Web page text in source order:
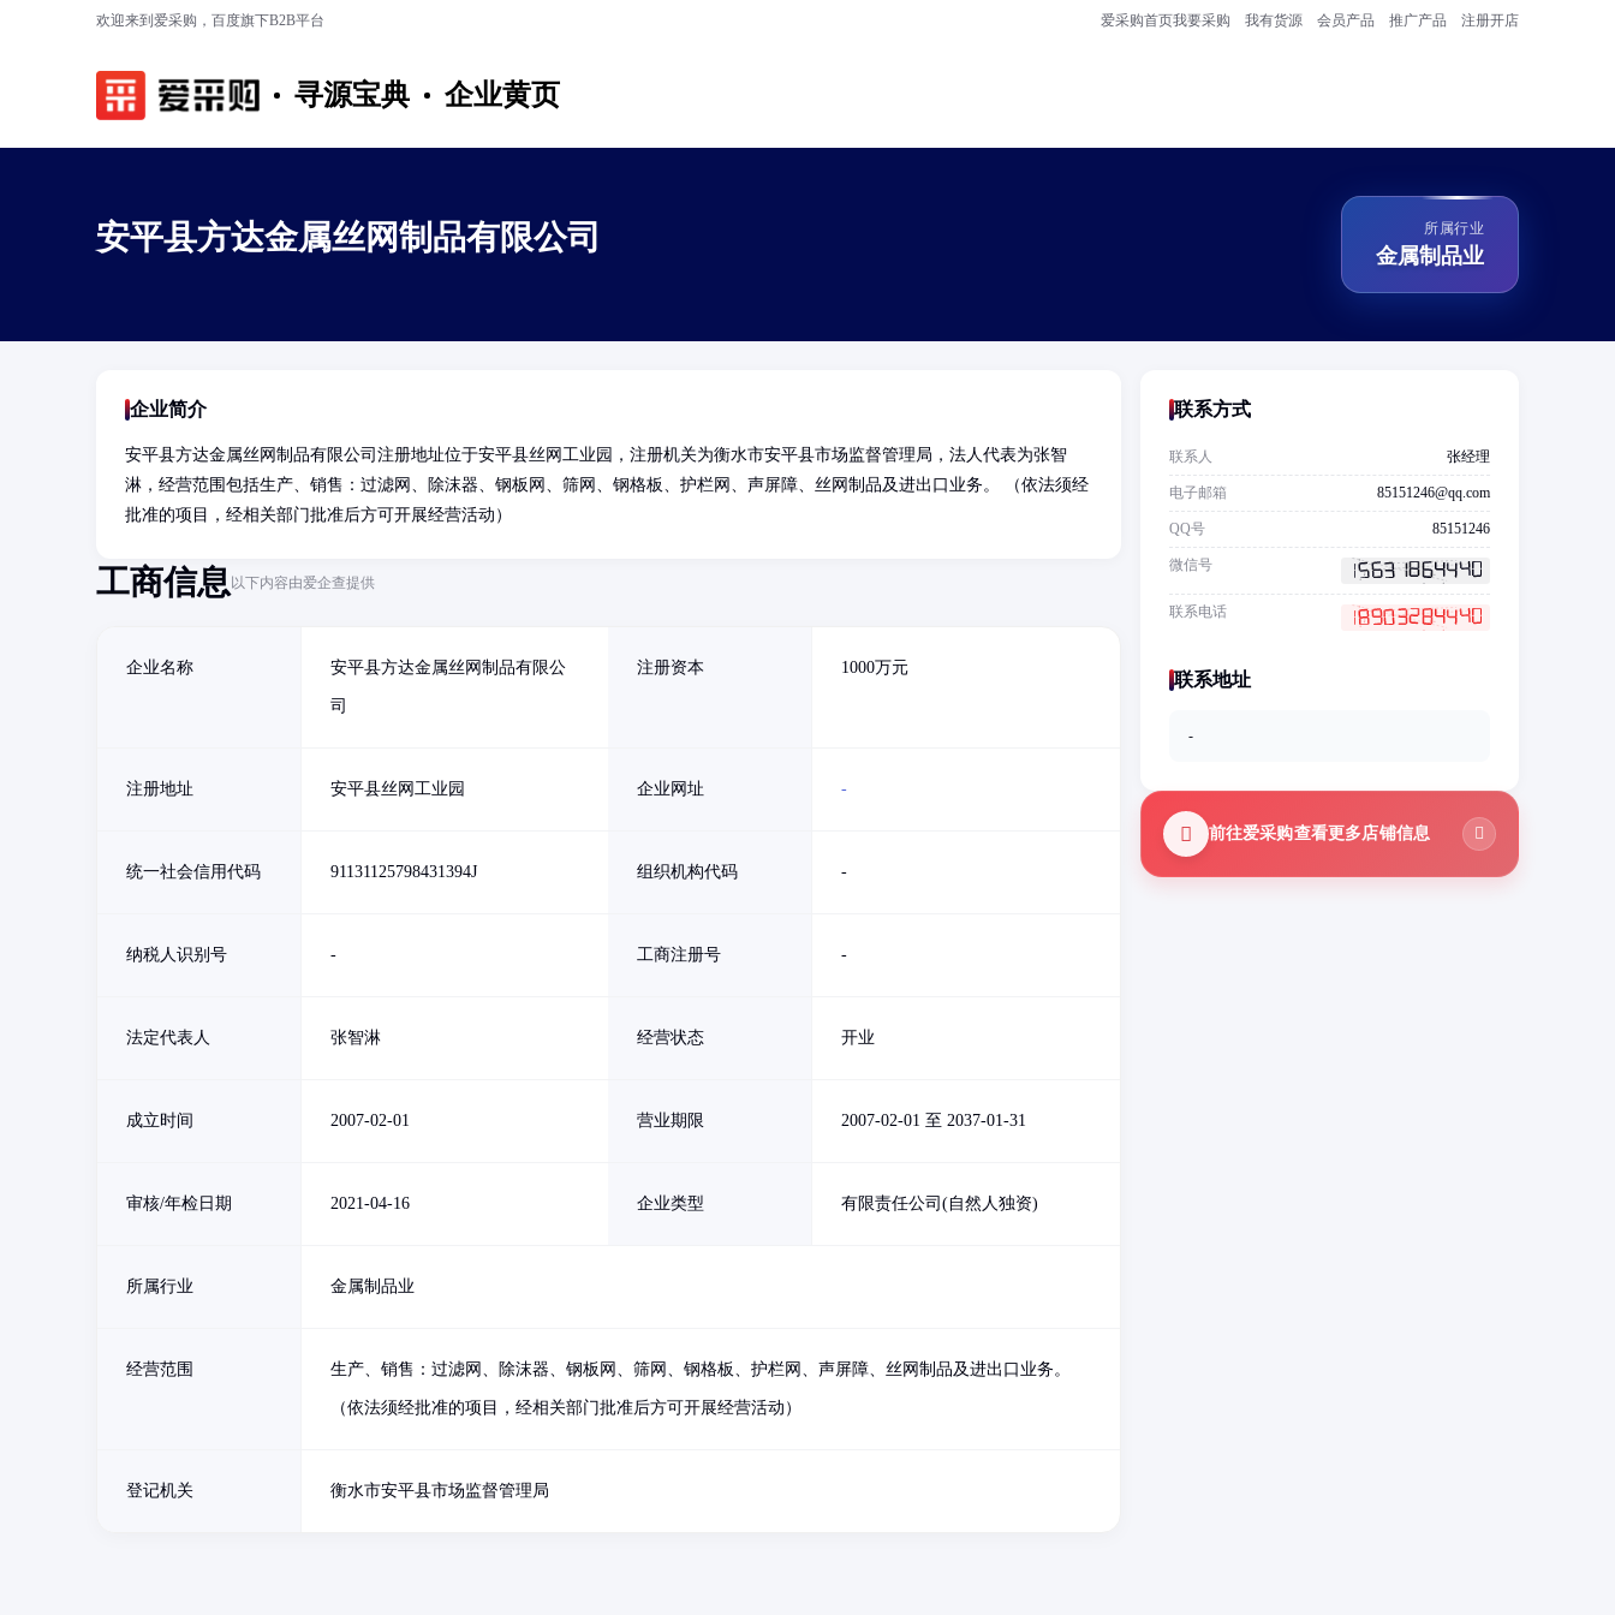
欢迎来到爱采购，百度旗下B2B平台 爱采购首页我要采购 我有货源 会员产品 推广产品 注册开店
寻源宝典 企业黄页
安平县方达金属丝网制品有限公司 所属行业
金属制品业
企业简介
安平县方达金属丝网制品有限公司注册地址位于安平县丝网工业园，注册机关为衡水市安平县市场监督管理局，法人代表为张智
淋，经营范围包括生产、销售：过滤网、除沫器、钢板网、筛网、钢格板、护栏网、声屏障、丝网制品及进出口业务。 （依法须经
批准的项目，经相关部门批准后方可开展经营活动）
工商信息以下内容由爱企查提供
企业名称 安平县方达金属丝网制品有限公
司
注册资本 1000万元
注册地址 安平县丝网工业园 企业网址 -
统一社会信用代码 91131125798431394J 组织机构代码 -
纳税人识别号 - 工商注册号 -
法定代表人 张智淋 经营状态 开业
成立时间 2007-02-01 营业期限 2007-02-01 至 2037-01-31
审核/年检日期 2021-04-16 企业类型 有限责任公司(自然人独资)
所属行业 金属制品业
经营范围 生产、销售：过滤网、除沫器、钢板网、筛网、钢格板、护栏网、声屏障、丝网制品及进出口业务。
（依法须经批准的项目，经相关部门批准后方可开展经营活动）
登记机关 衡水市安平县市场监督管理局
联系方式
联系人 张经理
电子邮箱 85151246@qq.com
QQ号 85151246
微信号
联系电话
联系地址
-
前往爱采购查看更多店铺信息